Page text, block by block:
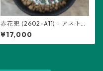
赤花兜 (2602-A11)：アストロ
フィツム属 ※実生、五稜+複稜
あり
¥17,000